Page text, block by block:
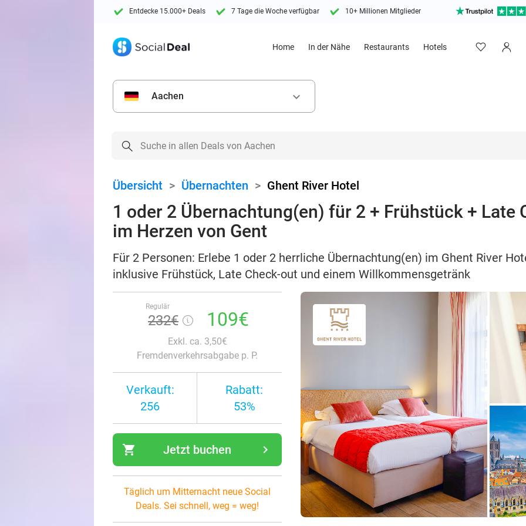
Entdecke 15.000+ Deals 7 Tage die Woche verfügbar 10+ Millionen Mitglieder
Home In der Nähe Restaurants Hotels
Aachen keyboard_arrow_down
Übersicht > Übernachten > Ghent River Hotel
1 oder 2 Übernachtung(en) für 2 + Frühstück + Late
im Herzen von Gent
Für 2 Personen: Erlebe 1 oder 2 herrliche Übernachtung(en) im Ghent River
inklusive Frühstück, Late Check-out und einem Willkommensgetränk
Regulär
232€ 109€
Exkl. ca. 3,50€
Fremdenverkehrsabgabe p. P.
Verkauft:
256
Rabatt:
53%
shopping_cart navigate_next
Jetzt buchen
Täglich um Mitternacht neue Social
Deals. Sei schnell, weg = weg!